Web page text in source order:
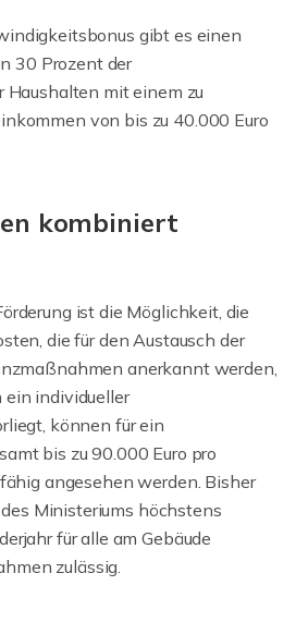
gibt es einen
30 Prozent der
mit einem zu
von bis zu 40.000 Euro
kombiniert
ist die Möglichkeit, die
die für den Austausch der
anerkannt werden,
ein individueller
können für ein
bis zu 90.000 Euro pro
angesehen werden. Bisher
Ministeriums höchstens
für alle am Gebäude
zulässig.